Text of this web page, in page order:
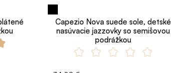
Capezio Nova suede sole, detské
nasúvacie jazzovky so semišovou
podrážkou